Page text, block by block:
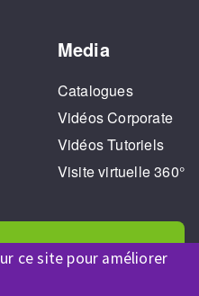
ce site pour améliorer
Media
Catalogues
Vidéos Corporate
Vidéos Tutoriels
Visite virtuelle 360°